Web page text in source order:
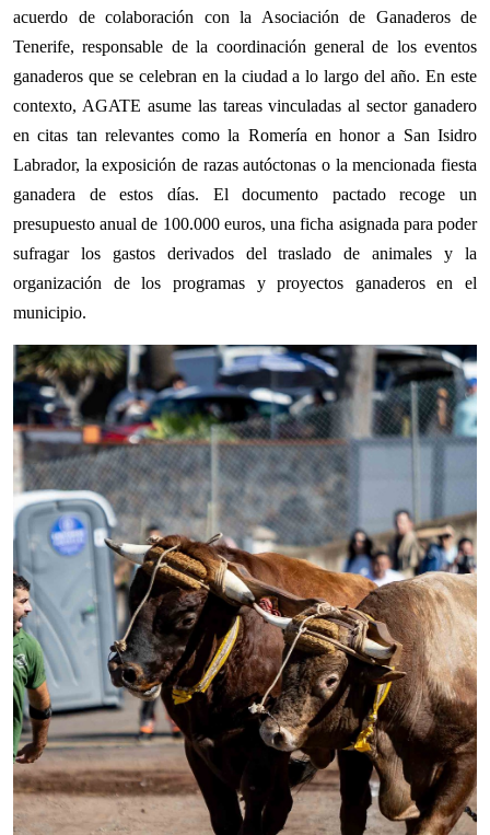
acuerdo de colaboración con la Asociación de Ganaderos de
Tenerife, responsable de la coordinación general de los eventos
ganaderos que se celebran en la ciudad a lo largo del año. En este
contexto, AGATE asume las tareas vinculadas al sector ganadero
en citas tan relevantes como la Romería en honor a San Isidro
Labrador, la exposición de razas autóctonas o la mencionada fiesta
ganadera de estos días. El documento pactado recoge un
presupuesto anual de 100.000 euros, una ficha asignada para poder
sufragar los gastos derivados del traslado de animales y la
organización de los programas y proyectos ganaderos en el
municipio.